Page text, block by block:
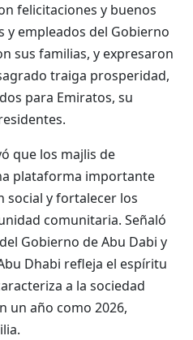
felicitaciones y buenos
y empleados del Gobierno
sus familias, y expresaron
traiga prosperidad,
para Emiratos, su
que los majlis de
plataforma importante
social y fortalecer los
comunitaria. Señaló
Gobierno de Abu Dabi y
Dhabi refleja el espíritu
a la sociedad
un año como 2026,